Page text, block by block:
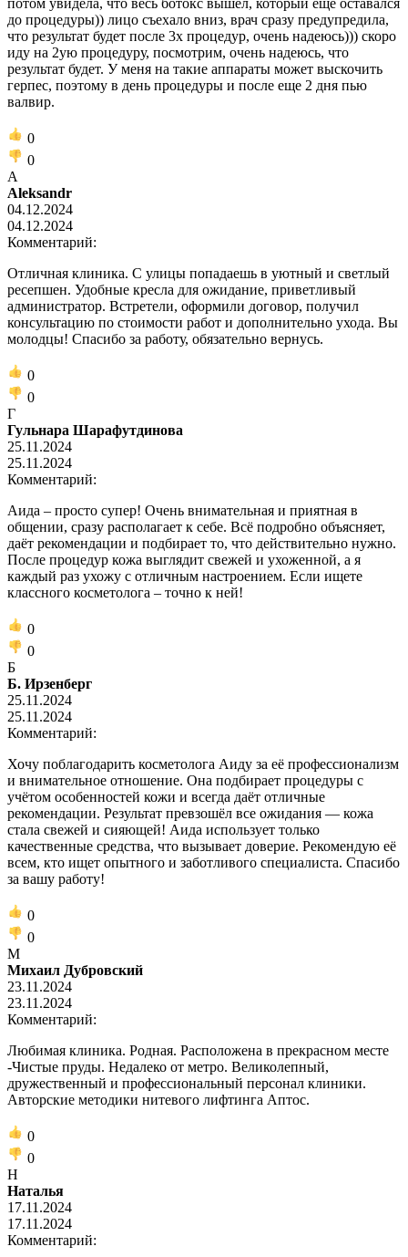
до процедуры)) лицо съехало вниз, врач сразу предупредила,
что результат будет после 3х процедур, очень надеюсь))) скоро
иду на 2ую процедуру, посмотрим, очень надеюсь, что
результат будет. У меня на такие аппараты может выскочить
герпес, поэтому в день процедуры и после еще 2 дня пью
валвир.
0
0
A
Aleksandr
04.12.2024
04.12.2024
Комментарий:
Отличная клиника. С улицы попадаешь в уютный и светлый
ресепшен. Удобные кресла для ожидание, приветливый
администратор. Встретели, оформили договор, получил
консультацию по стоимости работ и дополнительно ухода. Вы
молодцы! Спасибо за работу, обязательно вернусь.
0
0
Г
Гульнара Шарафутдинова
25.11.2024
25.11.2024
Комментарий:
Аида – просто супер! Очень внимательная и приятная в
общении, сразу располагает к себе. Всё подробно объясняет,
даёт рекомендации и подбирает то, что действительно нужно.
После процедур кожа выглядит свежей и ухоженной, а я
каждый раз ухожу с отличным настроением. Если ищете
классного косметолога – точно к ней!
0
0
Б
Б. Ирзенберг
25.11.2024
25.11.2024
Комментарий:
Хочу поблагодарить косметолога Аиду за её профессионализм
и внимательное отношение. Она подбирает процедуры с
учётом особенностей кожи и всегда даёт отличные
рекомендации. Результат превзошёл все ожидания — кожа
стала свежей и сияющей! Аида использует только
качественные средства, что вызывает доверие. Рекомендую её
всем, кто ищет опытного и заботливого специалиста. Спасибо
за вашу работу!
0
0
М
Михаил Дубровский
23.11.2024
23.11.2024
Комментарий:
Любимая клиника. Родная. Расположена в прекрасном месте
-Чистые пруды. Недалеко от метро. Великолепный,
дружественный и профессиональный персонал клиники.
Авторские методики нитевого лифтинга Аптос.
0
0
Н
Наталья
17.11.2024
17.11.2024
Комментарий: